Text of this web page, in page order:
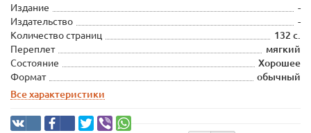
Издание
-
Издательство
-
Количество страниц
132 с.
Переплет
мягкий
Состояние
Хорошее
Формат
обычный
Все характеристики